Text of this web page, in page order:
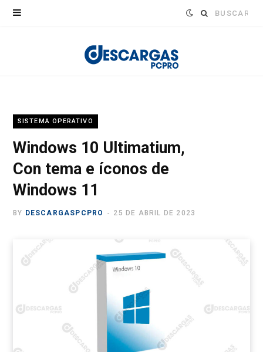
Buscar:
SISTEMA OPERATIVO
Windows 10 Ultimatium,
Con tema e íconos de
Windows 11
BY DESCARGASPCPRO 25 DE ABRIL DE 2023